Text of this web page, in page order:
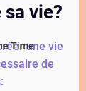
Time
vie?
une vie
de